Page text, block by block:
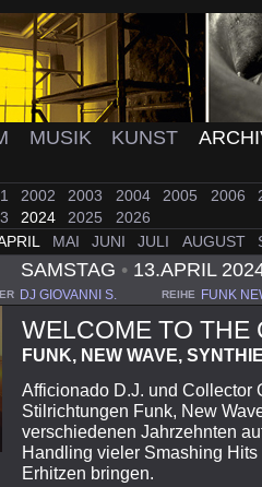
MUSIK KUNST
2002 2003 2004 2005 2006
2024 2025
2026
MAI JUNI JULI AUGUST
SAMSTAG •13.APRIL
DJ GIOVANNI S. REIHE FUNK
WELCOME TO THE
FUNK, NEW WAVE,
Afficionado D.J. und Collector
Stilrichtungen Funk, New
verschiedenen Jahrzehnten
Handling vieler Smashing
Erhitzen bringen.